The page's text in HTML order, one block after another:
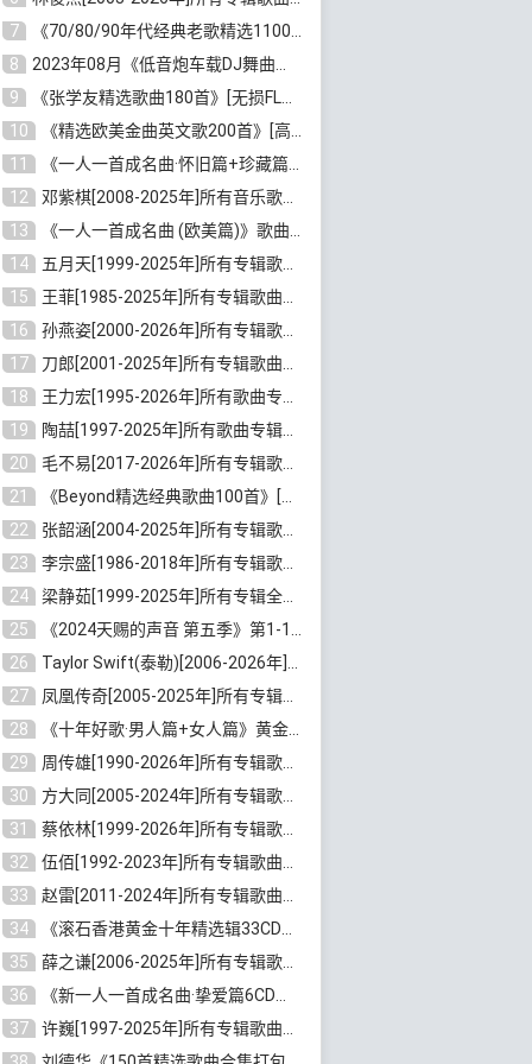
7
《70/80/90年代经典老歌精选1100首》[高品质MP3/320K/10GB]百度云网盘下载
8
2023年08月《低音炮车载DJ舞曲排行360首》劲爆歌曲合集[高品质MP3/320K/2.86GB]百度云网盘下载
9
《张学友精选歌曲180首》[无损FLAC/MP3/6.26GB]百度云网盘下载
10
《精选欧美金曲英文歌200首》[高品质MP3/320K/1.81GB]百度云网盘下载
11
《一人一首成名曲·怀旧篇+珍藏篇4CD》[无损WAV/DTS+高品质MP3/6.88GB]百度云网盘下载
12
邓紫棋[2008-2025年]所有音乐歌曲合集[无损FLAC/MP3/8.99GB]百度云网盘下载
13
《一人一首成名曲 (欧美篇)》歌曲合集打包[无损WAV/MP3/6.13GB]百度云网盘下载
14
五月天[1999-2025年]所有专辑歌曲合集打包[无损FLAC/MP3/23.84GB]百度云网盘下载
15
王菲[1985-2025年]所有专辑歌曲合集[无损FLAC/WAV/APE分轨+MP3/23.06GB]百度云网盘下载
16
孙燕姿[2000-2026年]所有专辑歌曲合集[无损FLAC/MP3/9.73GB]百度云网盘下载
17
刀郎[2001-2025年]所有专辑歌曲合集打包[无损FLAC/MP3/8.91GB]百度云网盘下载
18
王力宏[1995-2026年]所有歌曲专辑合集[无损FLAC/MP3/14.41GB]百度云网盘下载
19
陶喆[1997-2025年]所有歌曲专辑合集[无损FLAC/MP3/7.75GB]百度云网盘下载
20
毛不易[2017-2026年]所有专辑歌曲合集[无损FLAC/MP3/5.72GB]百度云网盘下载
21
《Beyond精选经典歌曲100首》[无损FLAC/MP3/3.85GB]百度云网盘下载
22
张韶涵[2004-2025年]所有专辑歌曲合集 [无损MP3/FLAC/7.5GB]百度云网盘下载
23
李宗盛[1986-2018年]所有专辑歌曲合集打包[无损FLAC/MP3/8.82GB]百度云网盘下载
24
梁静茹[1999-2025年]所有专辑全部歌曲打包[无损FLAC/MP3/10.71GB]百度云网盘下载
25
《2024天赐的声音 第五季》第1-12期歌曲[无损FLAC/MP3]百度云网盘下载
26
Taylor Swift(泰勒)[2006-2026年]所有歌曲合集打包[无损FLAC/MP3/23.78GB]百度云网盘下载
27
凤凰传奇[2005-2025年]所有专辑歌曲合集[无损WAV/FLAC+MP3/11.62GB]百度云网盘下载
28
《十年好歌·男人篇+女人篇》黄金国语珍藏6CD[无损WAV/MP3/4.09GB]百度云网盘下载
29
周传雄[1990-2026年]所有专辑歌曲全集[无损FLAC/MP3/10GB]百度云网盘下载
30
方大同[2005-2024年]所有专辑歌曲合集[高品质MP3+无损FLAC/7.59GB]百度云网盘下载
31
蔡依林[1999-2026年]所有专辑歌曲合集[无损FLAC/MP3/23.32GB]百度云网盘下载
32
伍佰[1992-2023年]所有专辑歌曲合集[高品质MP3/320K/3.92GB]百度云网盘下载
33
赵雷[2011-2024年]所有专辑歌曲打包[无损FLAC/MP3/2.64GB]百度云网盘下载
34
《滚石香港黄金十年精选辑33CD》[无损APE/WAV分轨/13.6GB]百度云网盘下载
35
薛之谦[2006-2025年]所有专辑歌曲合集[无损FLAC/MP3/5.20GB]百度云网盘下载
36
《新一人一首成名曲·挚爱篇6CD》[无损MP3/DTS/WAV分轨/4.43GB]百度云网盘下载
37
许巍[1997-2025年]所有专辑歌曲合集打包[无损FLAC/MP3/7.48GB]百度云网盘下载